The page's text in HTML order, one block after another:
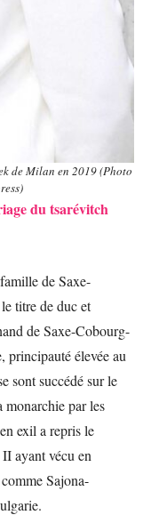
de Milan en 2019 (Photo
du tsarévitch
de Saxe-
titre de duc et
de Saxe-Cobourg-
principauté élevée au
sont succédé sur le
monarchie par les
exil a repris le
ayant vécu en
Sajona-